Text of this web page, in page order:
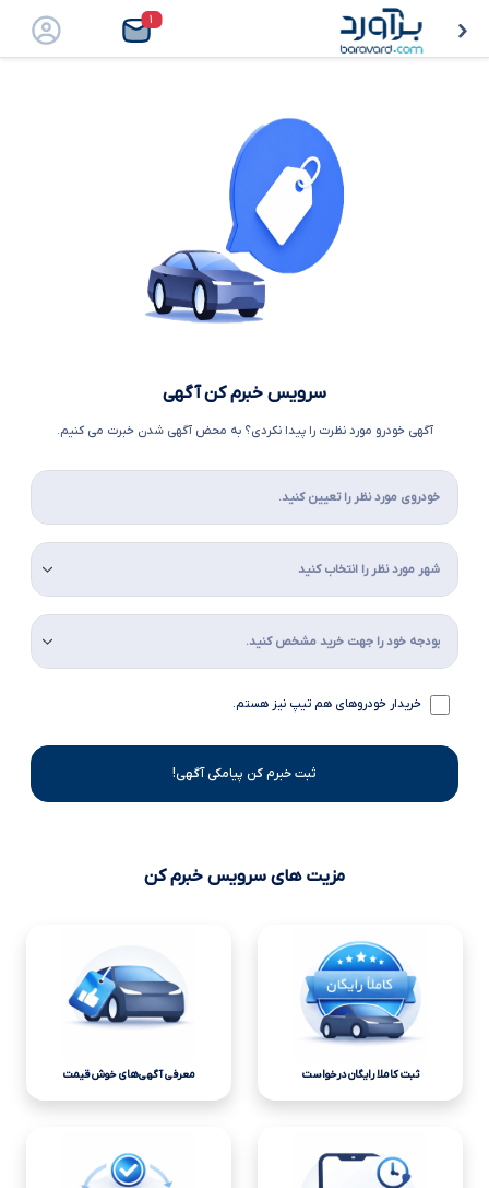
سرویس خبرم کن آگهی
آگهی خودرو مورد نظرت را پیدا نکردی؟ به محض آگهی شدن خبرت می کنیم.
خریدار خودروهای هم تیپ نیز هستم.
ثبت خبرم کن پیامکی آگهی!
مزیت های سرویس خبرم کن
ثبت کاملا رایگان درخواست معرفی آگهی‌های خوش قیمت